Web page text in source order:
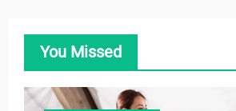
You Missed